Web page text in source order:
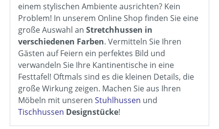
einem stylischen Ambiente ausrichten? Kein
Problem! In unserem Online Shop finden Sie eine
große Auswahl an Stretchhussen in
verschiedenen Farben. Vermitteln Sie Ihren
Gästen auf Feiern ein perfektes Bild und
verwandeln Sie Ihre Kantinentische in eine
Festtafel! Oftmals sind es die kleinen Details, die
große Wirkung zeigen. Machen Sie aus Ihren
Möbeln mit unseren Stuhlhussen und
Tischhussen Designstücke!